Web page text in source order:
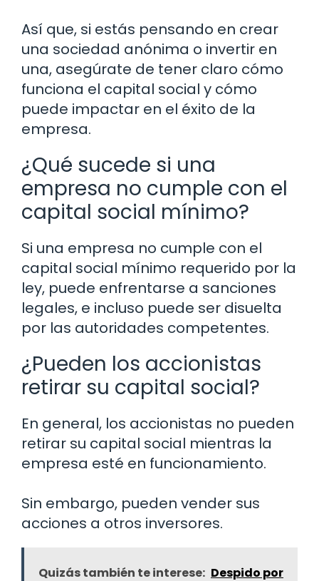
Así que, si estás pensando en crear
una sociedad anónima o invertir en
una, asegúrate de tener claro cómo
funciona el capital social y cómo
puede impactar en el éxito de la
empresa.
¿Qué sucede si una
empresa no cumple con el
capital social mínimo?
Si una empresa no cumple con el
capital social mínimo requerido por la
ley, puede enfrentarse a sanciones
legales, e incluso puede ser disuelta
por las autoridades competentes.
¿Pueden los accionistas
retirar su capital social?
En general, los accionistas no pueden
retirar su capital social mientras la
empresa esté en funcionamiento.
Sin embargo, pueden vender sus
acciones a otros inversores.
Quizás también te interese: Despido por